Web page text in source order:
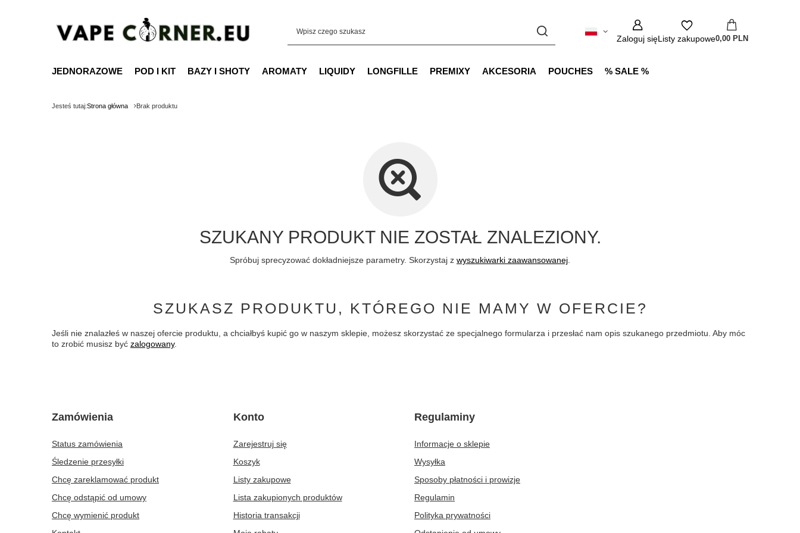
Zaloguj sięListy zakupowe0,00 PLN
JEDNORAZOWE POD I KIT BAZY I SHOTY AROMATY LIQUIDY LONGFILLE PREMIXY AKCESORIA POUCHES % SALE %
Jesteś tutaj:Strona główna Brak produktu
SZUKANY PRODUKT NIE ZOSTAŁ ZNALEZIONY.
Spróbuj sprecyzować dokładniejsze parametry. Skorzystaj z wyszukiwarki zaawansowanej
SZUKASZ PRODUKTU, KTÓREGO NIE MAMY W OFERCIE?
Jeśli nie znalazłeś w naszej ofercie produktu, a chciałbyś kupić go w naszym sklepie, możesz skorzystać ze specjalnego formularza i przesłać nam opis szukanego przedmiotu. Aby móc
to zrobić musisz być zalogowany.
Zamówienia
Status zamówienia
Śledzenie przesyłki
Chcę zareklamować produkt
Chcę odstąpić od umowy
Chcę wymienić produkt
Konto
Zarejestruj się
Koszyk
Listy zakupowe
Lista zakupionych produktów
Historia transakcji
Regulaminy
Informacje o sklepie
Wysyłka
Sposoby płatności i prowizje
Regulamin
Polityka prywatności